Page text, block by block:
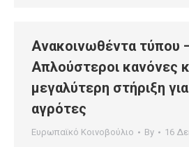
Ανακοινωθέντα τύπου
Απλούστεροι κανόνες
μεγαλύτερη στήριξη
αγρότες
Ευρωπαϊκό Κοινοβούλιο By 16